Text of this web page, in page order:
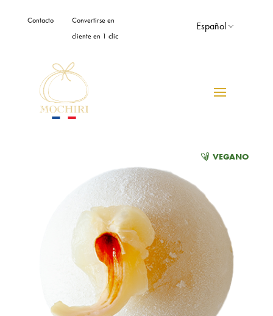
Contacto
Convertirse en
cliente en 1 clic
Español
VEGANO